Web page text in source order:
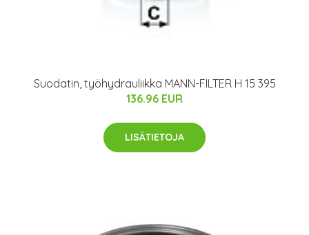
Suodatin, työhydrauliikka MANN-FILTER H 15 395
136.96 EUR
LISÄTIETOJA